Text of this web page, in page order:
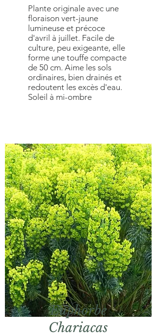
Plante originale avec une
floraison vert-jaune
lumineuse et précoce
d'avril à juillet. Facile de
culture, peu exigeante, elle
forme une touffe compacte
de 50 cm. Aime les sols
ordinaires, bien drainés et
redoutent les excès d'eau.
Soleil à mi-ombre
Euphorbe
Chariacas